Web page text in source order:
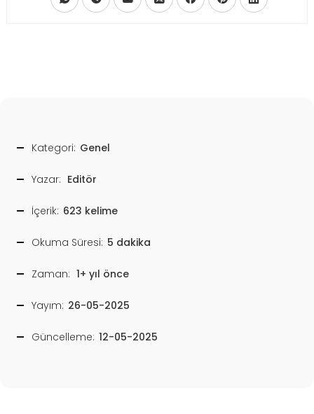
Kategori: Genel
Yazar: Editör
İçerik: 623 kelime
Okuma Süresi: 5 dakika
Zaman: 1+ yıl önce
Yayım: 26-05-2025
Güncelleme: 12-05-2025